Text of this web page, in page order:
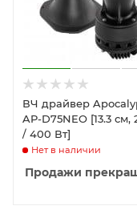
ВЧ драйвер
AP-D75NEO [13.3 см,
/ 400 Вт]
Нет в наличии
Продажи